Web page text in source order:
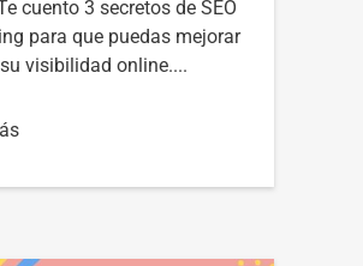
cuento 3 secretos de SEO
para que puedas mejorar
su visibilidad online....